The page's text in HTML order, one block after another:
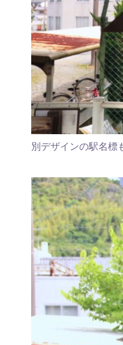
別デザインの駅名標